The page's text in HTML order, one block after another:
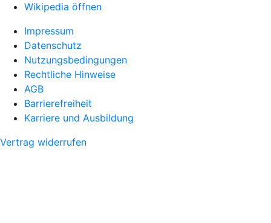
Wikipedia öffnen
Impressum
Datenschutz
Nutzungsbedingungen
Rechtliche Hinweise
AGB
Barrierefreiheit
Karriere und Ausbildung
Vertrag widerrufen